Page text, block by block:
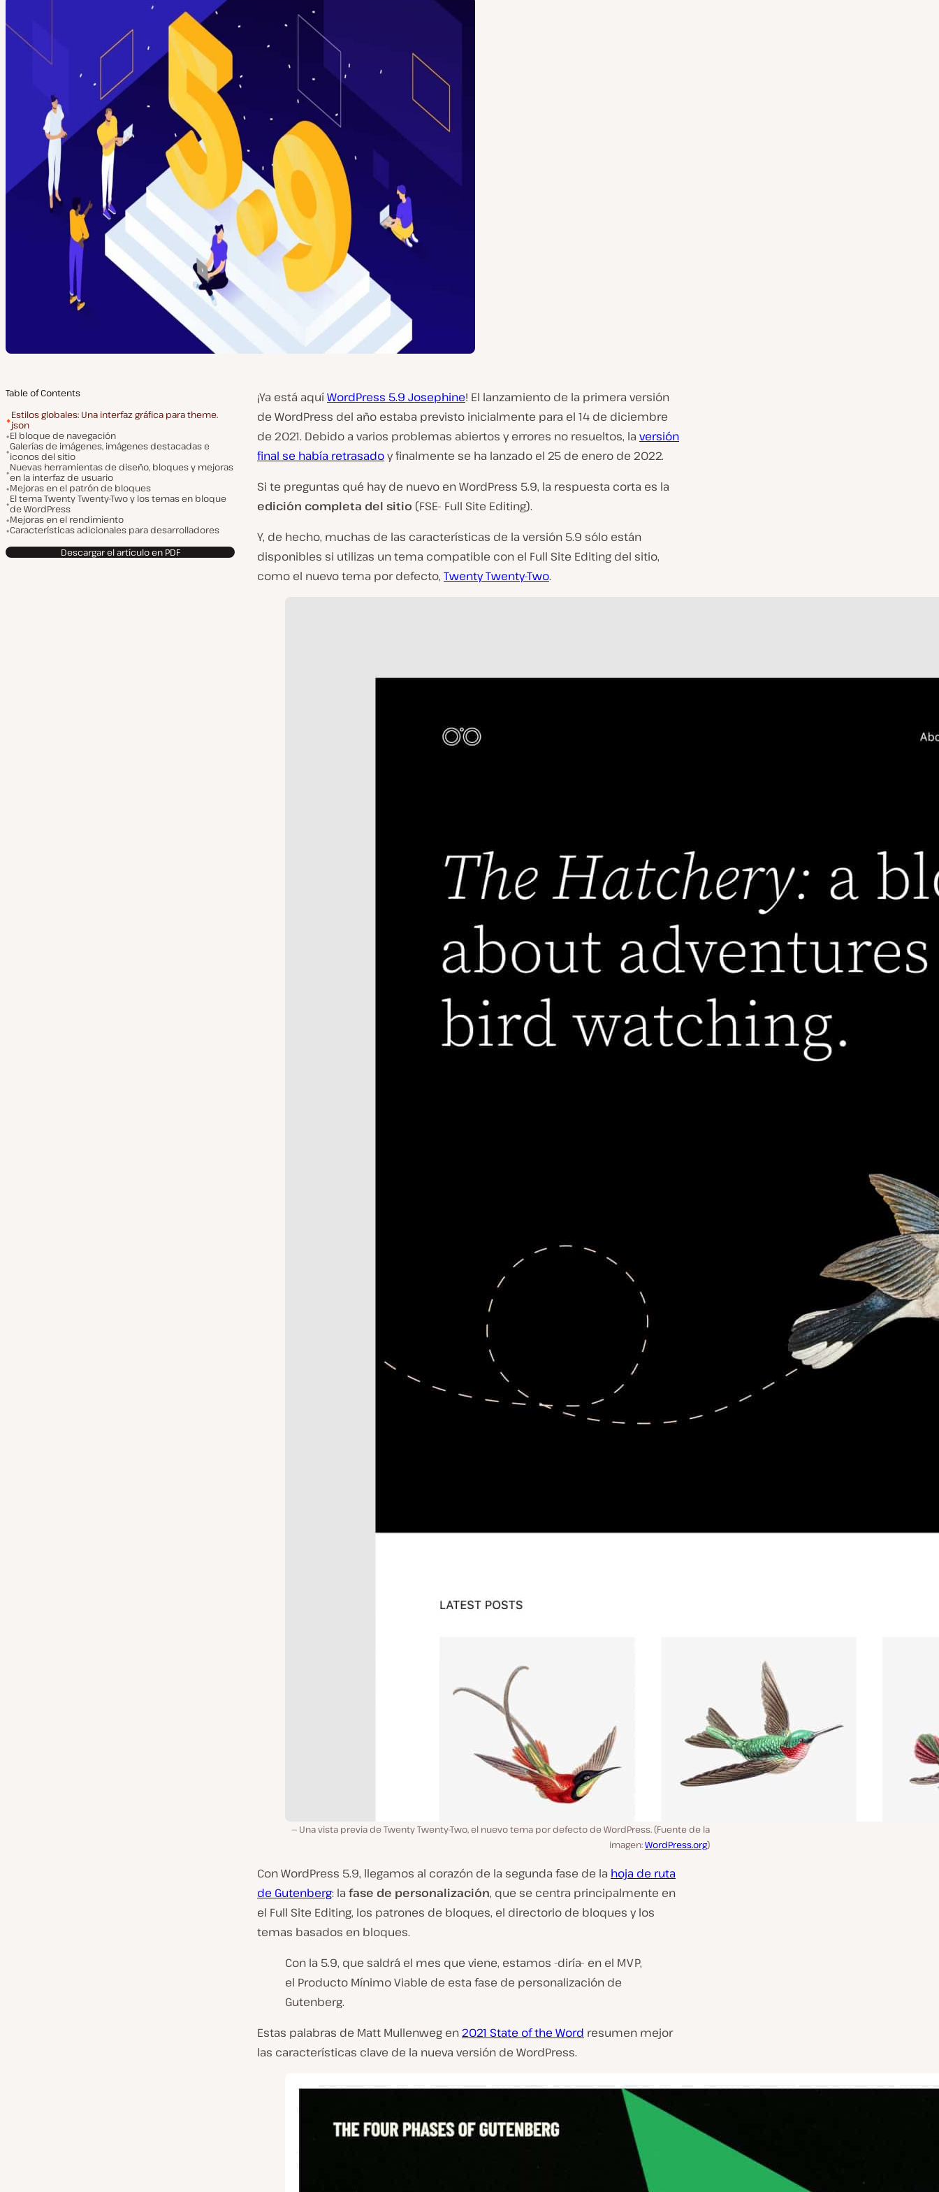
Table of Contents
Estilos globales: Una interfaz gráfica para theme.
json
El bloque de navegación
Galerías de imágenes, imágenes destacadas e
iconos del sitio
Nuevas herramientas de diseño, bloques y mejoras
en la interfaz de usuario
Mejoras en el patrón de bloques
El tema Twenty Twenty-Two y los temas en bloque
de WordPress
Mejoras en el rendimiento
Características adicionales para desarrolladores
Descargar el artículo en PDF
¡Ya está aquíWordPress 5.9 Josephine! El lanzamiento de la primera versión
de WordPress del año estaba previsto inicialmente para el 14 de diciembre
de 2021. Debido a varios problemas abiertos y errores no resueltos, la versión
final se había retrasadoy finalmente se ha lanzado el 25 de enero de 2022.
Si te preguntas qué hay de nuevo en WordPress 5.9, la respuesta corta es la
edición completa del sitio (FSE- Full Site Editing).
Y, de hecho, muchas de las características de la versión 5.9 sólo están
disponibles si utilizas un tema compatible con el Full Site Editing del sitio,
como el nuevo tema por defecto, Twenty Twenty-Two.
Una vista previa de Twenty Twenty-Two, el nuevo tema por defecto de WordPress. (Fuente de la
imagen:WordPress.org)
Con WordPress 5.9, llegamos al corazón de la segunda fase de la hoja de ruta
de Gutenberg: la fase de personalización, que se centra principalmente en
el Full Site Editing, los patrones de bloques, el directorio de bloques y los
temas basados en bloques.
Con la 5.9, que saldrá el mes que viene, estamos -diría- en el MVP,
el Producto Mínimo Viable de esta fase de personalización de
Gutenberg.
Estas palabras de Matt Mullenweg en2021 State of the Word resumen mejor
las características clave de la nueva versión de WordPress.